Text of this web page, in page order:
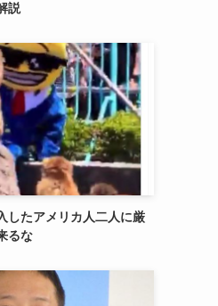
説
したアメリカ人二人に厳
るな